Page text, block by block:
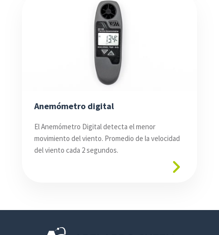
Anemómetro digital
El Anemómetro Digital detecta el menor
movimiento del viento. Promedio de la velocidad
del viento cada 2 segundos.